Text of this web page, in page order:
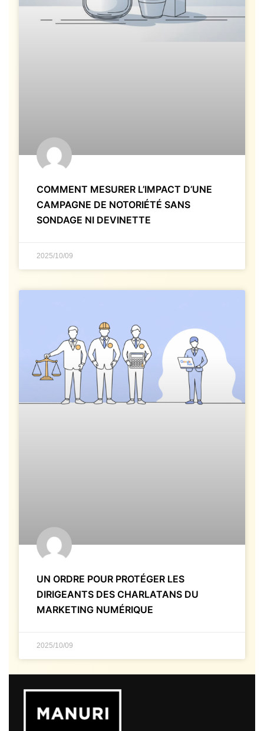
COMMENT MESURER L’IMPACT D’UNE
CAMPAGNE DE NOTORIÉTÉ SANS
SONDAGE NI DEVINETTE
2025/10/09
UN ORDRE POUR PROTÉGER LES
DIRIGEANTS DES CHARLATANS DU
MARKETING NUMÉRIQUE
2025/10/09